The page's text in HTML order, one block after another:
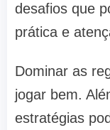
desafios que
prática e
Dominar as
jogar bem.
estratégias